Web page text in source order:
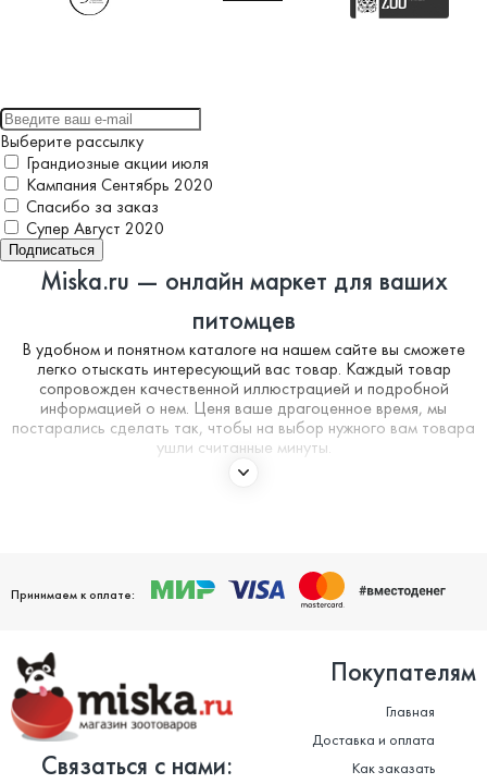
Выберите рассылку
Грандиозные акции июля
Кампания Сентябрь 2020
Спасибо за заказ
Супер Август 2020
Подписаться
Miska.ru — онлайн маркет для ваших
питомцев
В удобном и понятном каталоге на нашем сайте вы сможете
легко отыскать интересующий вас товар. Каждый товар
сопровожден качественной иллюстрацией и подробной
информацией о нем. Ценя ваше драгоценное время, мы
постарались сделать так, чтобы на выбор нужного вам товара
ушли считанные минуты.
и ветеринарные препараты. Вся продукция, представленная в
нашем магазине, сертифицирована и соответствует высоким
стандартам качества.
Принимаем к оплате:
Связаться с нами:
Покупателям
Главная
Доставка и оплата
Как заказать